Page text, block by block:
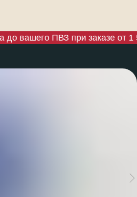
вашего ПВЗ при заказе от 1